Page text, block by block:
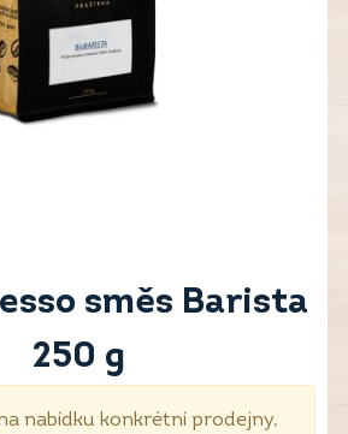
směs Barista
250 g
nabídku konkrétní prodejny,